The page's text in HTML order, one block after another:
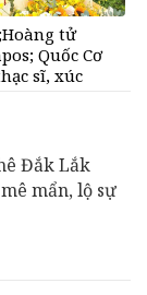
tử
Quốc Cơ
sĩ, xúc
Đắk Lắk
mẩn, lộ sự